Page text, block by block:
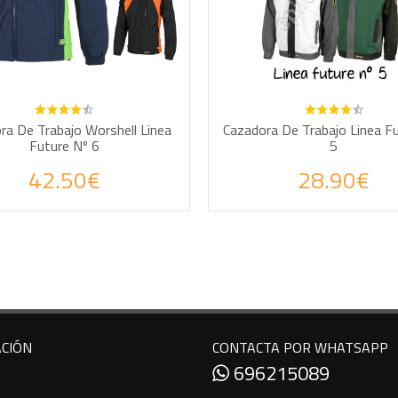
De Trabajo Worshell Linea
Future Nº 6
42.50€
AÑADIR A LA CESTA
tus consultas por WhatsApp
Cazadora De Trabajo Linea
5
28.90€
AÑADIR A LA
Haz tus consultas por
CONTACTA POR WHATSAPP
696215089